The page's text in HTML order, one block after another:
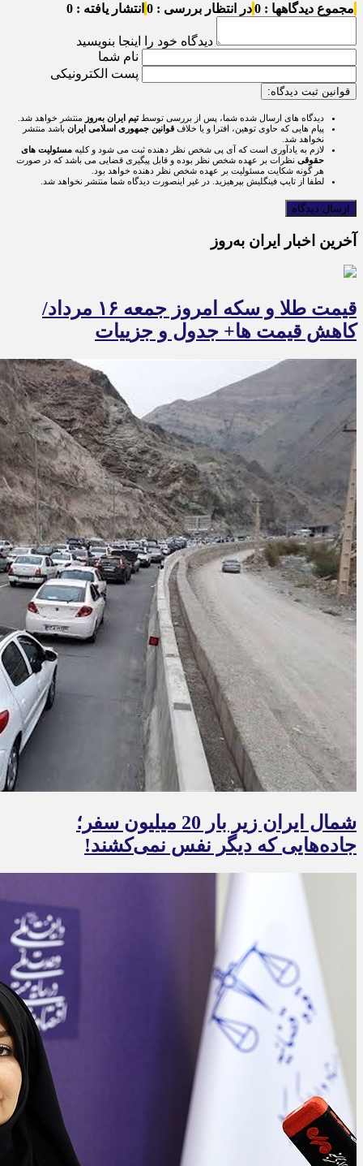
مجموع دیدگاهها : 0 در انتظار بررسی : 0 انتشار یافته : 0
دیدگاه خود را اینجا بنویسید
نام شما
پست الکترونیکی
قوانین ثبت دیدگاه:
دیدگاه های ارسال شده شما، پس از بررسی توسطتیم ایران به‌روز منتشر خواهد شد.
پیام هایی که حاوی توهین، افترا و یا خلاف قوانین جمهوری اسلامی ایران باشد منتشر
نخواهد شد.
لازم به یادآوری است که آی پی شخص نظر دهنده ثبت می شود و کلیه مسئولیت های
حقوقی نظرات بر عهده شخص نظر بوده و قابل پیگیری قضایی می باشد که در صورت
هر گونه شکایت مسئولیت بر عهده شخص نظر دهنده خواهد بود.
لطفا از تایپ فینگلیش بپرهیزید. در غیر اینصورت دیدگاه شما منتشر نخواهد شد.
آخرین اخبار ایران به‌روز
قیمت طلا و سکه امروز جمعه ۱۶ مرداد/
کاهش قیمت ها+ جدول و جزییات
شمال ایران زیر بار 20 میلیون سفر؛
جاده‌هایی که دیگر نفس نمی‌کشند!